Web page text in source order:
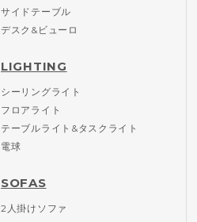
サイドテーブル
デスク&ビューロ
LIGHTING
シーリングライト
フロアライト
テーブルライト&タスクライト
電球
SOFAS
2人掛けソファ